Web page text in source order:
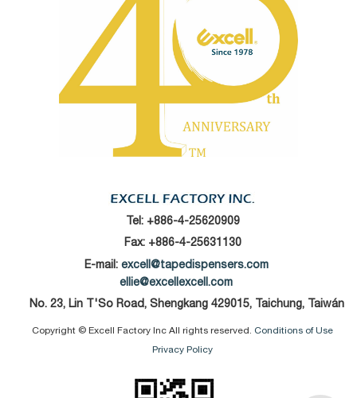
Tel: +886-4-25620909
Fax: +886-4-25631130
E-mail: excell@tapedispensers.com
ellie@excellexcell.com
No. 23, Lin T'So Road, Shengkang 429015, Taichung, Taiwán
Copyright © Excell Factory Inc All rights reserved. Conditions of Use
Privacy Policy